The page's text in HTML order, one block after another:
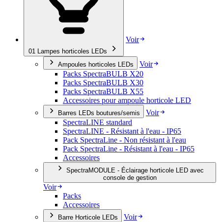
01 Lampes horticoles LEDs
Voir
Ampoules horticoles LEDs
Voir
Packs SpectraBULB X20
Packs SpectraBULB X30
Packs SpectraBULB X55
Accessoires pour ampoule horticole LED
Barres LEDs boutures/semis
Voir
SpectraLINE standard
SpectraLINE - Résistant à l'eau - IP65
Pack SpectraLine - Non résistant à l'eau
Pack SpectraLine - Résistant à l'eau - IP65
Accessoires
console de gestion
Voir
Packs
Accessoires
Barre Horticole LEDs
Voir